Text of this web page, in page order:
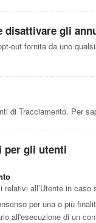
disattivare gli
out fornita da uno
di Tracciamento. Per
per gli utenti
all’Utente in
per una o più
all'esecuzione di un